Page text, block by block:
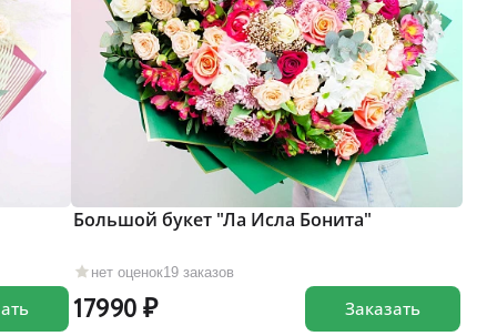
нет оценок19 заказов
Большой букет "Ла Исла Бонита"
17990 Заказать